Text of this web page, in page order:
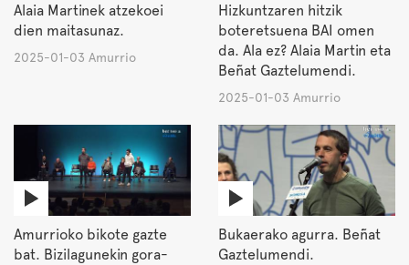
Alaia Martinek atzekoei
dien maitasunaz.
2025-01-03 Amurrio
Hizkuntzaren hitzik
boteretsuena BAI omen
da. Ala ez? Alaia Martin eta
Beñat Gaztelumendi.
2025-01-03 Amurrio
Amurrioko bikote gazte
bat. Bizilagunekin gora-
Bukaerako agurra. Beñat
Gaztelumendi.